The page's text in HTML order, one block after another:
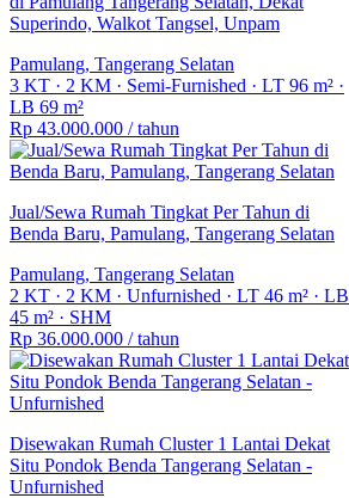
Superindo, Walkot Tangsel, Unpam
Pamulang, Tangerang Selatan
3 KT · 2 KM · Semi-Furnished · LT 96 m² ·
LB 69 m²
Rp 43.000.000 / tahun
Jual/Sewa Rumah Tingkat Per Tahun di
Benda Baru, Pamulang, Tangerang Selatan
Pamulang, Tangerang Selatan
2 KT · 2 KM · Unfurnished · LT 46 m² · LB
45 m² · SHM
Rp 36.000.000 / tahun
Disewakan Rumah Cluster 1 Lantai Dekat
Situ Pondok Benda Tangerang Selatan -
Unfurnished